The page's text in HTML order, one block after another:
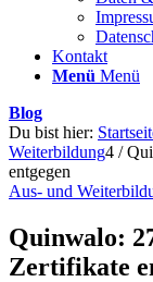
Kontakt
Menü Menü
Blog
Du bist hier:
Weiterbildung4 /
entgegen
Aus- und
Quinwalo:
Zertifikate